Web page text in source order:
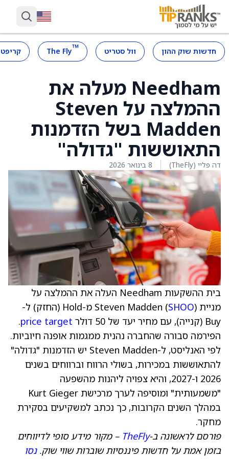
חדשות שוק ההון וול סטריט ™
The Fly
Needham מעלה את
ההמלצה על Steven
Madden בשל הזדמנות
התאוששות "גדולה"
דה פליי (TheFly) 8 בינואר 2026
בית ההשקעות Needham העלה את ההמלצה על
מניית Steven Madden ( SHOO
) מ-Hold (החזק) ל-
Buy (קנייה), עם מחיר יעד של 50 דולר
price target
.
הפירמה סבורה שהחברה נהנית ממגמות אופנה חיוביות.
לפי האנליסט, ל-Steven Madden יש הזדמנות "גדולה"
להתאוששות במכירות, בשולי הרווח וברווחים בשנים
2026 ו-2027, והיא צפויה ליהנות מהשפעה
"משמעותית" ומוסיפה לערך מרכישת Kurt Gieger
במהלך השנים הקרובות, כך נכתב למשקיעים בסקירת
מחקר.
פורסם לראשונה ב-TheFly – מקור מידע סופי לדיווחים
בזמן אמת על חדשות פיננסיות שוברות שווי שוק.נסו